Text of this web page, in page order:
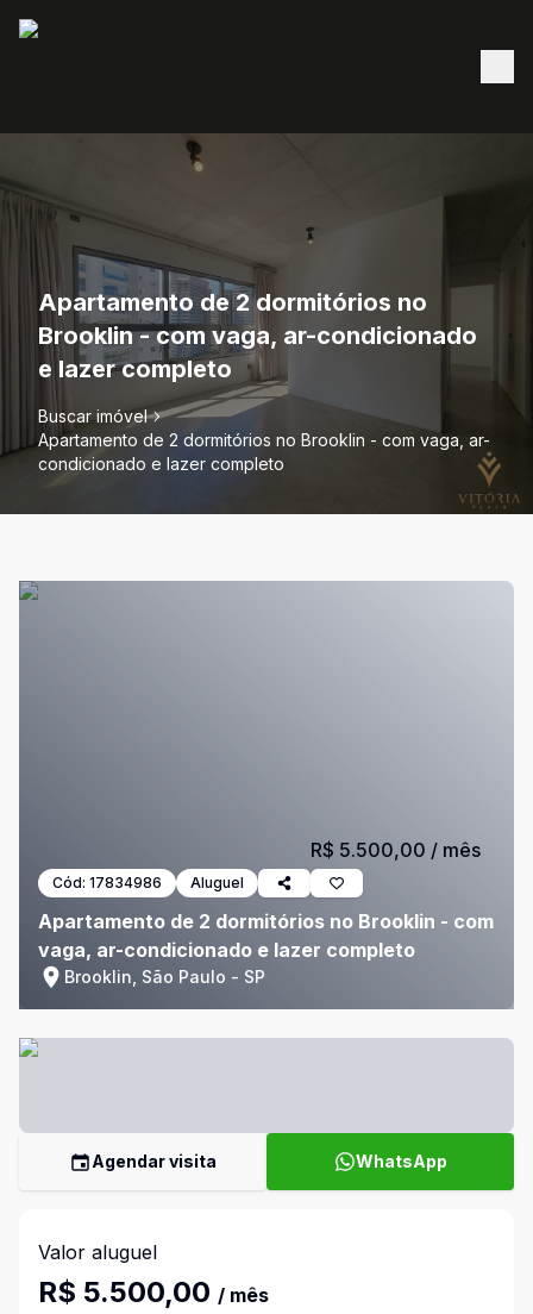
Apartamento de 2 dormitórios no
Brooklin - com vaga, ar-condicionado
e lazer completo
Buscar imóvel
Apartamento de 2 dormitórios no Brooklin - com vaga, ar-
condicionado e lazer completo
Cód: 17834986 Aluguel
Apartamento de 2 dormitórios no Brooklin - com
vaga, ar-condicionado e lazer completo
Brooklin, São Paulo - SP
R$ 5.500,00 / mês
Agendar visita WhatsApp
Valor aluguel
R$ 5.500,00 / mês